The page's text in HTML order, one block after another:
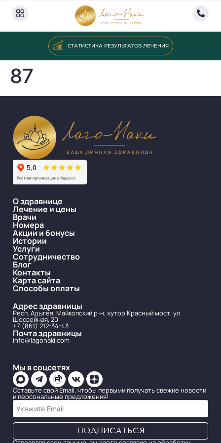
СТАТИСТИКА РЕЗУЛЬТАТОВ ЛЕЧЕНИЯ
87
О здравнице
Лечение и цены
Врачи
Номера
Акции и бонусы
Истории
Услуги
Сотрудничество
Блог
Контакты
Карта сайта
Способы оплаты
Адрес здравницы
Респ. Адыгея, Майкопский р-н, хутор Красный мост, ул.
Шоссейная, 20
+7 (861) 212-34-43
Почта здравницы
info@lagonaki.com
Мы в соцсетях
Оставьте свой Email, чтобы первыми получать свежие новости
и персональные предложения!